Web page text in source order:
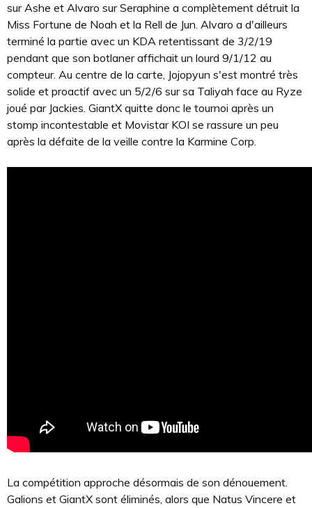
sur Ashe et Alvaro sur Seraphine a complètement détruit la
Miss Fortune de Noah et la Rell de Jun. Alvaro a d'ailleurs
terminé la partie avec un KDA retentissant de 3/2/19
pendant que son botlaner affichait un lourd 9/1/12 au
compteur. Au centre de la carte, Jojopyun s'est montré très
solide et proactif avec un 5/2/6 sur sa Taliyah face au Ryze
joué par Jackies. GiantX quitte donc le tournoi après un
stomp incontestable et Movistar KOI se rassure un peu
après la défaite de la veille contre la Karmine Corp.
La compétition approche désormais de son dénouement.
Galions et GiantX sont éliminés, alors que Natus Vincere et